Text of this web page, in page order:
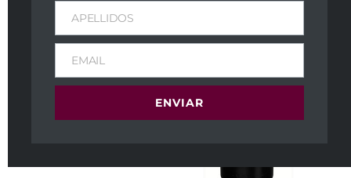
APELLIDOS
EMAIL
ENVIAR